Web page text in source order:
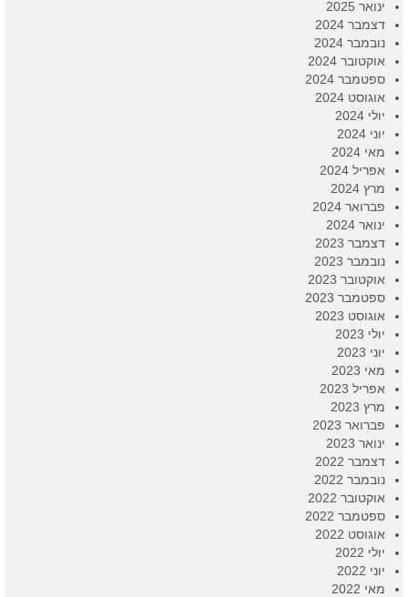
ינואר 2025
דצמבר 2024
נובמבר 2024
אוקטובר 2024
ספטמבר 2024
אוגוסט 2024
יולי 2024
יוני 2024
מאי 2024
אפריל 2024
מרץ 2024
פברואר 2024
ינואר 2024
דצמבר 2023
נובמבר 2023
אוקטובר 2023
ספטמבר 2023
אוגוסט 2023
יולי 2023
יוני 2023
מאי 2023
אפריל 2023
מרץ 2023
פברואר 2023
ינואר 2023
דצמבר 2022
נובמבר 2022
אוקטובר 2022
ספטמבר 2022
אוגוסט 2022
יולי 2022
יוני 2022
מאי 2022